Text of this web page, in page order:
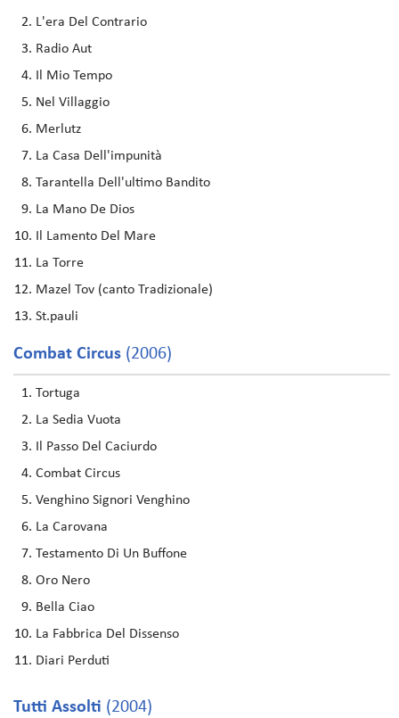
L'era Del Contrario
Radio Aut
Il Mio Tempo
Nel Villaggio
Merlutz
La Casa Dell'impunità
Tarantella Dell'ultimo Bandito
La Mano De Dios
Il Lamento Del Mare
La Torre
Mazel Tov (canto Tradizionale)
St.pauli
Combat Circus (2006)
Tortuga
La Sedia Vuota
Il Passo Del Caciurdo
Combat Circus
Venghino Signori Venghino
La Carovana
Testamento Di Un Buffone
Oro Nero
Bella Ciao
La Fabbrica Del Dissenso
Diari Perduti
Tutti Assolti (2004)